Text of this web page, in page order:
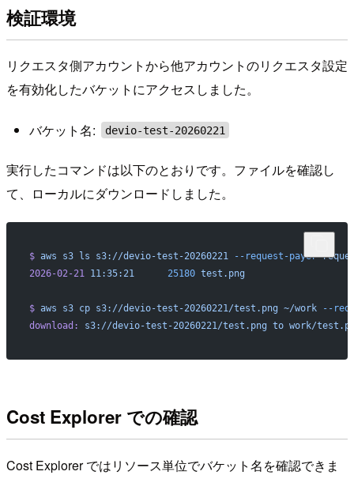
検証環境
リクエスタ側アカウントから他アカウントのリクエスタ設定
を有効化したバケットにアクセスしました。
バケット名: devio-test-20260221
実行したコマンドは以下のとおりです。ファイルを確認し
て、ローカルにダウンロードしました。
$ aws s3 ls s3://devio-test-20260221 --request-payer
2026-02-21 11:35:21
      25180
test.png
$ aws s3 cp s3://devio-test-20260221/test.png ~/work --
download:
s3://devio-test-20260221/test.png to work/
Cost Explorer での確認
Cost Explorer ではリソース単位でバケット名を確認できま